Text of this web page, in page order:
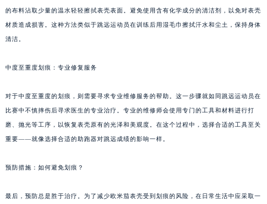
的布料沾取少量的温水轻轻擦拭表壳表面。避免使用含有化学成分的清洁剂，以免对表壳
材质造成损害。这种方法类似于跳远运动员在训练后用湿毛巾擦拭汗水和尘土，保持身体
清洁。
中度至重度划痕：专业修复服务
对于中度至重度的划痕，则需要寻求专业维修服务的帮助。这一步骤就如同跳远运动员在
比赛中不慎摔伤后寻求医生的专业治疗。专业的维修师会使用专门的工具和材料进行打
磨、抛光等工序，以恢复表壳原有的光泽和美观度。在这个过程中，选择合适的工具至关
重要——就像选择合适的助跑器对跳远成绩的影响一样。
预防措施：如何避免划痕？
最后，预防总是胜于治疗。为了减少欧米茄表壳受到划痕的风险，在日常生活中应采取一